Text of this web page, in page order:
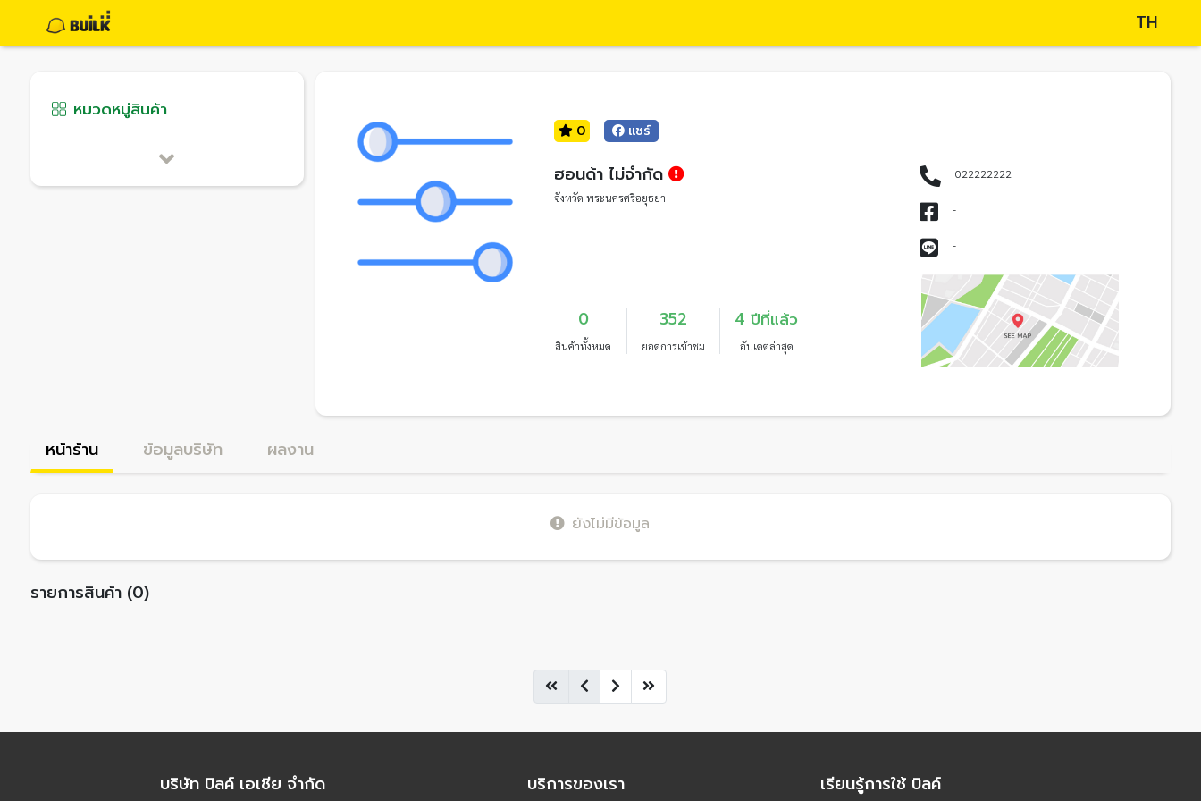
TH
หมวดหมู่สินค้า
0 แชร์
ฮอนด้า ไม่จำกัด
จังหวัด พระนครศรีอยุธยา
0
สินค้าทั้งหมด
352
ยอดการเข้าชม
4 ปีที่แล้ว
อัปเดตล่าสุด
022222222
-
-
หน้าร้าน ข้อมูลบริษัท ผลงาน
ยังไม่มีข้อมูล
รายการสินค้า (0)
บริษัท บิลค์ เอเชีย จำกัด บริการของเรา เรียนรู้การใช้ บิลค์